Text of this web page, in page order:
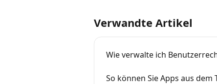
Verwandte Artikel
Wie verwalte ich
So können Sie Apps aus